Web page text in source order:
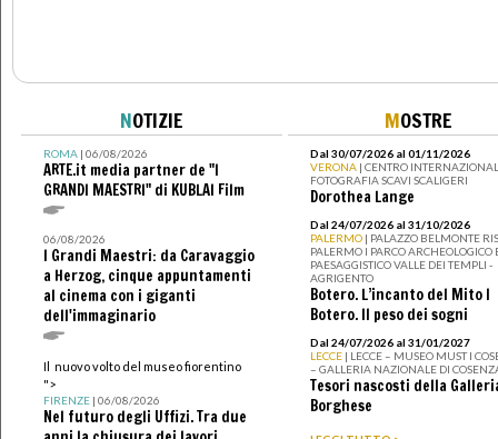
NOTIZIE
ROMA| 06/08/2026
ARTE.it media partner de "I
GRANDI MAESTRI" di KUBLAI Film
06/08/2026
I Grandi Maestri: da Caravaggio
a Herzog, cinque appuntamenti
al cinema con i giganti
dell'immaginario
Il nuovo volto del museo fiorentino
">
FIRENZE| 06/08/2026
Nel futuro degli Uffizi. Tra due
MOSTRE
Dal 30/07/2026 al 01/11/2026
VERONA | CENTRO
FOTOGRAFIA SCAVI SCALIGERI
Dorothea Lange
Dal 24/07/2026 al 31/10/2026
PALERMO | PALAZZO BELMONTE
PALERMO I PARCO ARCHEOLOGICO
PAESAGGISTICO VALLE DEI TEMPLI -
AGRIGENTO
Botero. L’incanto del Mito I
Botero. Il peso dei sogni
Dal 24/07/2026 al 31/01/2027
LECCE | LECCE – MUSEO MUST I
– GALLERIA NAZIONALE DI
Tesori nascosti della
Borghese